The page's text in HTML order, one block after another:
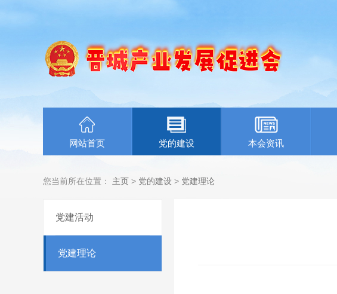
网站首页 党的建设 本会资讯
您当前所在位置： 主页 > 党的建设 > 党建理论
党建活动
党建理论